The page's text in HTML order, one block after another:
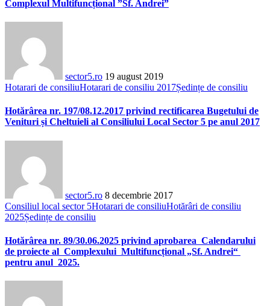
Complexul Multifuncțional ”Sf. Andrei”
sector5.ro 19 august 2019
Hotarari de consiliuHotarari de consiliu 2017Ședințe de consiliu
Hotărârea nr. 197/08.12.2017 privind rectificarea Bugetului de
Venituri și Cheltuieli al Consiliului Local Sector 5 pe anul 2017
sector5.ro 8 decembrie 2017
Consiliul local sector 5Hotarari de consiliuHotărâri de consiliu
2025Ședințe de consiliu
Hotărârea nr. 89/30.06.2025 privind aprobarea Calendarului
de proiecte al Complexului Multifuncțional „Sf. Andrei“
pentru anul 2025.